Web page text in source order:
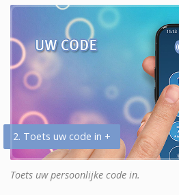
2. Toets uw code in +
Toets uw persoonlijke code in.